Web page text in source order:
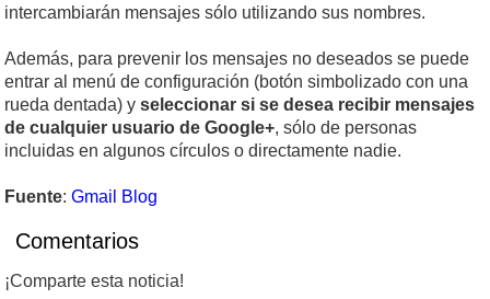
intercambiarán mensajes sólo utilizando sus nombres.
Además, para prevenir los mensajes no deseados se puede
entrar al menú de configuración (botón simbolizado con una
rueda dentada) y seleccionar si se desea recibir mensajes
de cualquier usuario de Google+, sólo de personas
incluidas en algunos círculos o directamente nadie.
Fuente: Gmail Blog
Comentarios
¡Comparte esta noticia!